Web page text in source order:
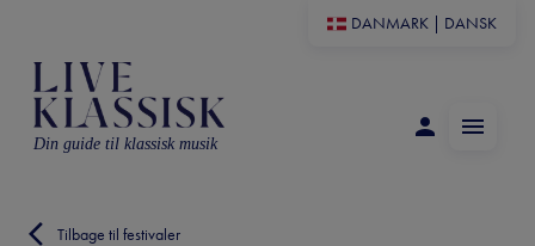
DANMARK DANSK
Din guide til klassisk musik
Tilbage til festivaler